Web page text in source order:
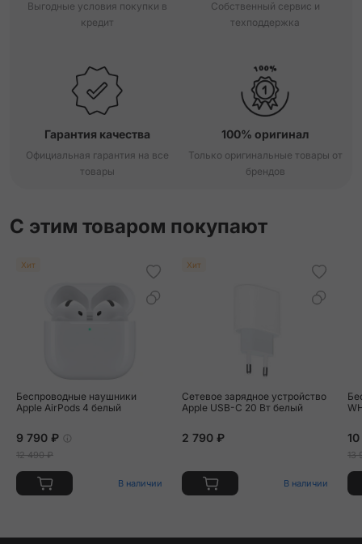
Выгодные условия покупки в
кредит
Собственный сервис и
техподдержка
Гарантия качества
Официальная гарантия на все
товары
100% оригинал
Только оригинальные товары от
брендов
С этим товаром покупают
Хит
Беспроводные наушники
Apple AirPods 4 белый
9 790 ₽
12 490 ₽
В наличии
Хит
Сетевое зарядное устройство
Apple USB-C 20 Вт белый
2 790 ₽
В наличии
13